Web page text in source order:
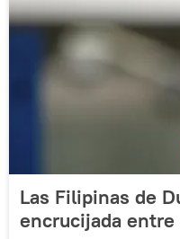
Las Filipinas de
encrucijada entre